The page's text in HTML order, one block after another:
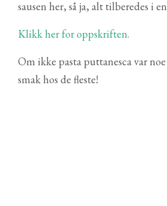
sausen her, så ja, alt tilberedes i
Klikk her for oppskriften.
Om ikke pasta puttanesca var
smak hos de fleste!